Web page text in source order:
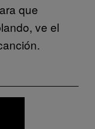
que
ve el